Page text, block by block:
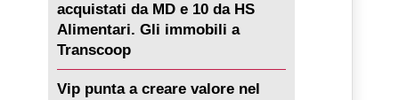
acquistati da MD e 10 da HS
Alimentari. Gli immobili a
Transcoop
Vip punta a creare valore nel